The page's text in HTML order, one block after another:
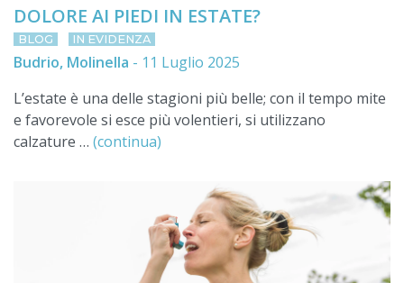
DOLORE AI PIEDI IN ESTATE?
BLOG IN EVIDENZA
Budrio, Molinella - 11 Luglio 2025
L’estate è una delle stagioni più belle; con il tempo mite
e favorevole si esce più volentieri, si utilizzano
calzature … (continua)